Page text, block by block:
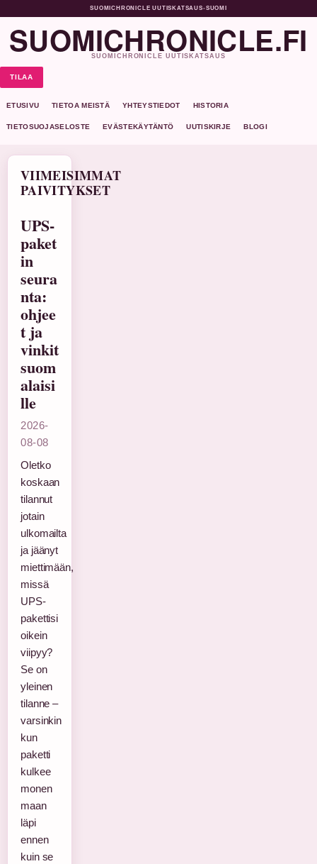
SUOMICHRONICLE UUTISKATSAUS•SUOMI
SUOMICHRONICLE.FI
SUOMICHRONICLE UUTISKATSAUS
TILAA
ETUSIVU TIETOA MEISTÄ YHTEYSTIEDOT HISTORIA
TIETOSUOJASELOSTE EVÄSTEKÄYTÄNTÖ UUTISKIRJE BLOGI
VIIMEISIMMAT
PAIVITYKSET
UPS-
paket
in
seura
nta:
ohjee
t ja
vinkit
suom
alaisi
lle
2026-
08-08
Oletko
koskaan
tilannut
jotain
ulkomailta
ja jäänyt
miettimään,
missä
UPS-
pakettisi
oikein
viipyy?
Se on
yleinen
tilanne –
varsinkin
kun
paketti
kulkee
monen
maan
läpi
ennen
kuin se